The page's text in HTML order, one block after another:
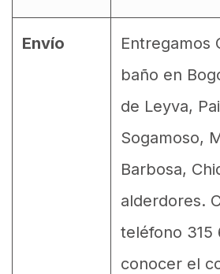
Envío
Entregamos
baño en
de Leyva,
Sogamoso,
Barbosa,
alderdores.
teléfono 315
conocer el